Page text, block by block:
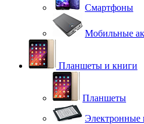
Смартфоны
Мобильные
Планшеты и книги
Планшеты
Электронные